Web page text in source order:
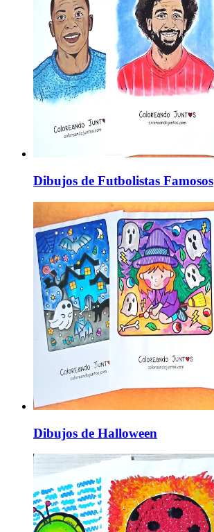
Dibujos de Futbolistas Famosos
Dibujos de Halloween